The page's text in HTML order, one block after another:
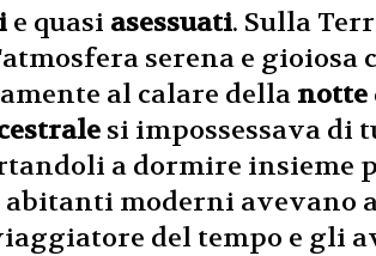
e quasi asessuati. Sulla
serena e gioiosa
al calare della notte
si impossessava di
a dormire insieme
abitanti moderni avevano
del tempo e gli